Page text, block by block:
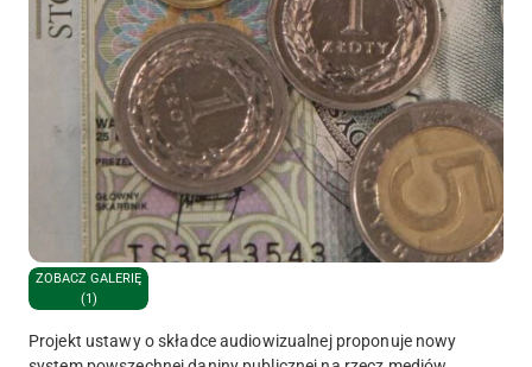
ZOBACZ GALERIĘ
(1)
Projekt ustawy o składce audiowizualnej proponuje nowy